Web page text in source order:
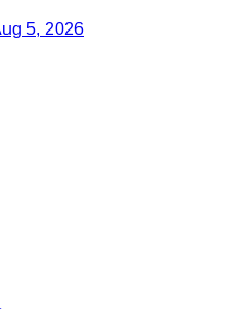
5, 2026